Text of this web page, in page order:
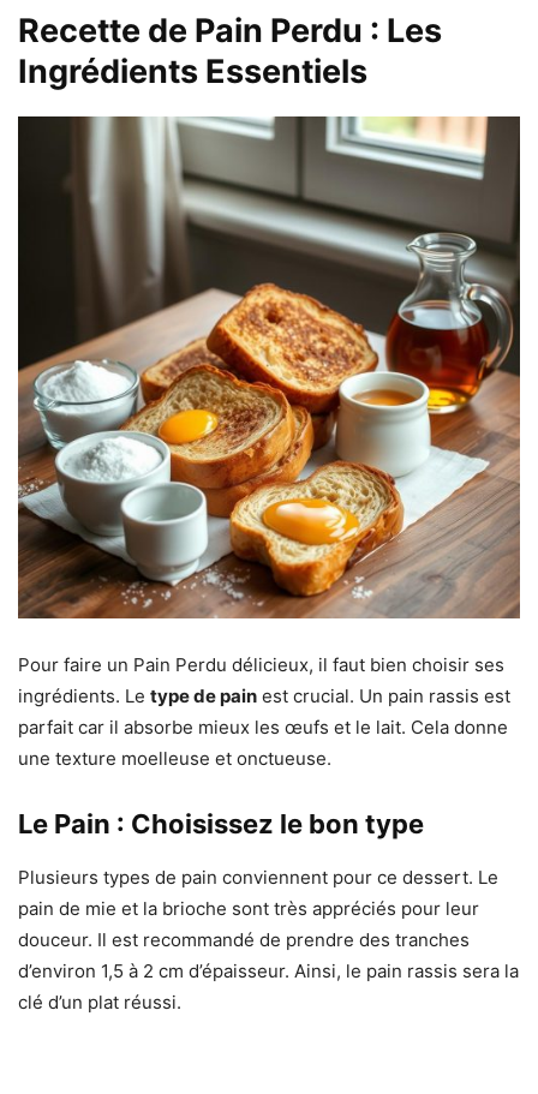
Recette de Pain Perdu : Les
Ingrédients Essentiels
Pour faire un Pain Perdu délicieux, il faut bien choisir ses
ingrédients. Le type de pain est crucial. Un pain rassis est
parfait car il absorbe mieux les œufs et le lait. Cela donne
une texture moelleuse et onctueuse.
Le Pain : Choisissez le bon type
Plusieurs types de pain conviennent pour ce dessert. Le
pain de mie et la brioche sont très appréciés pour leur
douceur. Il est recommandé de prendre des tranches
d’environ 1,5 à 2 cm d’épaisseur. Ainsi, le pain rassis sera la
clé d’un plat réussi.